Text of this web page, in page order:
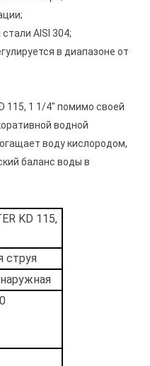
AISI 304;
в диапазоне от
115, 1 1/4" помимо своей
водной
воду кислородом,
баланс воды в
KD 115,
струя